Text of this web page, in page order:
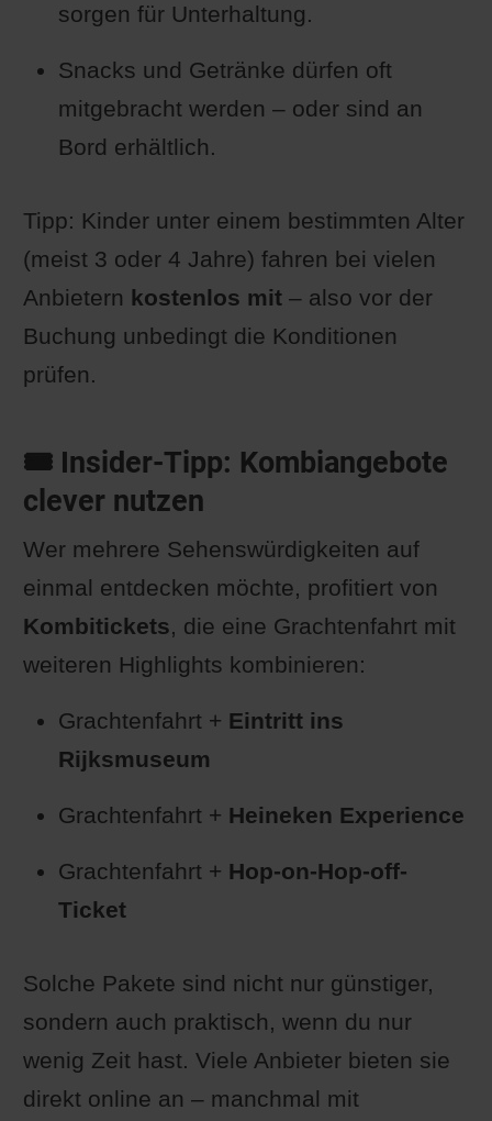
sorgen für Unterhaltung.
Snacks und Getränke dürfen oft
mitgebracht werden – oder sind an
Bord erhältlich.
Tipp: Kinder unter einem bestimmten Alter
(meist 3 oder 4 Jahre) fahren bei vielen
Anbietern kostenlos mit– also vor der
Buchung unbedingt die Konditionen
prüfen.
🎟 Insider-Tipp: Kombiangebote
clever nutzen
Wer mehrere Sehenswürdigkeiten auf
einmal entdecken möchte, profitiert von
Kombitickets, die eine Grachtenfahrt mit
weiteren Highlights kombinieren:
Grachtenfahrt + Eintritt ins
Rijksmuseum
Grachtenfahrt + Heineken Experience
Grachtenfahrt + Hop-on-Hop-off-
Ticket
Solche Pakete sind nicht nur günstiger,
sondern auch praktisch, wenn du nur
wenig Zeit hast. Viele Anbieter bieten sie
direkt online an – manchmal mit